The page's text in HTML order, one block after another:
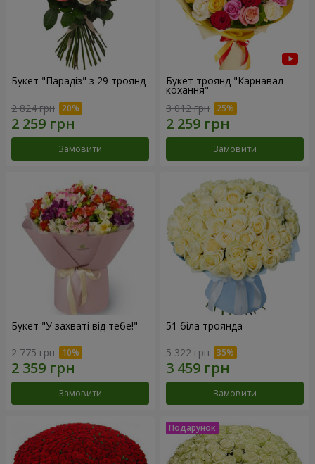
Букет "Парадіз" з 29 троянд
2 824 грн
Замовити
Букет троянд "Карнавал
кохання"
3 012 грн
Замовити
Букет "У захваті від тебе!"
2 775 грн
Замовити
51 біла троянда
5 322 грн
Замовити